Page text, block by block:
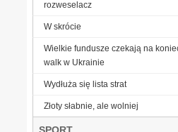
rozweselacz
W skrócie
Wielkie fundusze czekają na
walk w Ukrainie
Wydłuża się lista strat
Złoty słabnie, ale wolniej
SPORT